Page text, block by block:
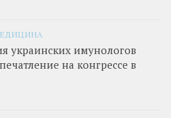
украинских имунологов
на конгрессе в